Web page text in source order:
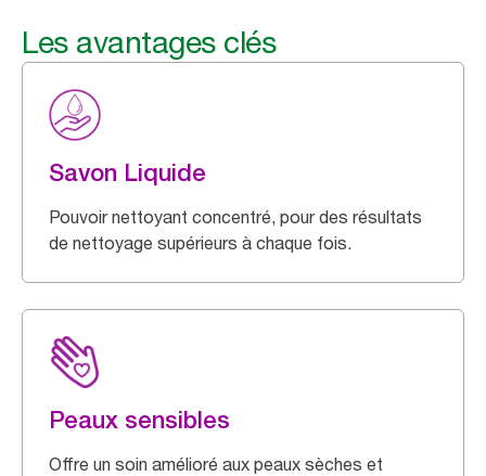
Les avantages clés
Savon Liquide
Pouvoir nettoyant concentré, pour des résultats
de nettoyage supérieurs à chaque fois.
Peaux sensibles
Offre un soin amélioré aux peaux sèches et